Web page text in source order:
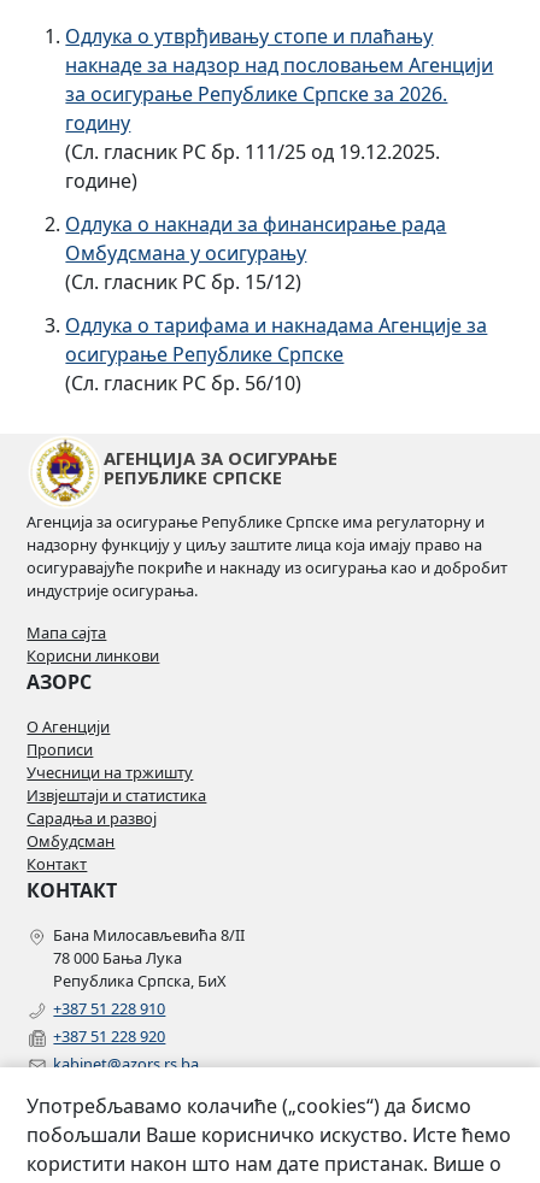
Одлука о утврђивању стопе и плаћању
накнаде за надзор над пословањем Агенцији
за осигурање Републике Српске за 2026.
годину
(Сл. гласник РС бр. 111/25 од 19.12.2025.
године)
Одлука о накнади за финансирање рада
Омбудсмана у осигурању
(Сл. гласник РС бр. 15/12)
Одлука о тарифама и накнадама Агенције за
осигурање Републике Српске
(Сл. гласник РС бр. 56/10)
АГЕНЦИЈА ЗА ОСИГУРАЊЕ
РЕПУБЛИКЕ СРПСКЕ
Агенција за осигурање Републике Српске има регулаторну и
надзорну функцију у циљу заштите лица која имају право на
осигуравајуће покриће и накнаду из осигурања као и добробит
индустрије осигурања.
Мапа сајта
Корисни линкови
АЗОРС
О Агенцији
Прописи
Учесници на тржишту
Извјештаји и статистика
Сарадња и развој
Омбудсман
Контакт
КОНТАКТ
Бана Милосављевића 8/II
78 000 Бања Лука
Република Српска, БиХ
+387 51 228 910
+387 51 228 920
kabinet@azors.rs.ba
szzp@azors.rs.ba
ПРАТИТЕ НАС
Употребљавамо колачиће („cookies“) да бисмо
побољшали Ваше корисничко искуство. Исте ћемо
користити након што нам дате пристанак. Више о